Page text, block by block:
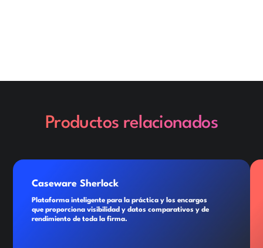
Productos relacionados
Caseware Sherlock
Plataforma inteligente para la práctica y los encargos
que proporciona visibilidad y datos comparativos y de
rendimiento de toda la firma.